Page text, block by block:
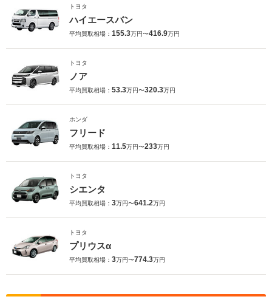
トヨタ
ハイエースバン
平均買取相場： 155.3万円〜416.9万円
トヨタ
ノア
平均買取相場： 53.3万円〜320.3万円
ホンダ
フリード
平均買取相場： 11.5万円〜233万円
トヨタ
シエンタ
平均買取相場： 3万円〜641.2万円
トヨタ
プリウスα
平均買取相場： 3万円〜774.3万円